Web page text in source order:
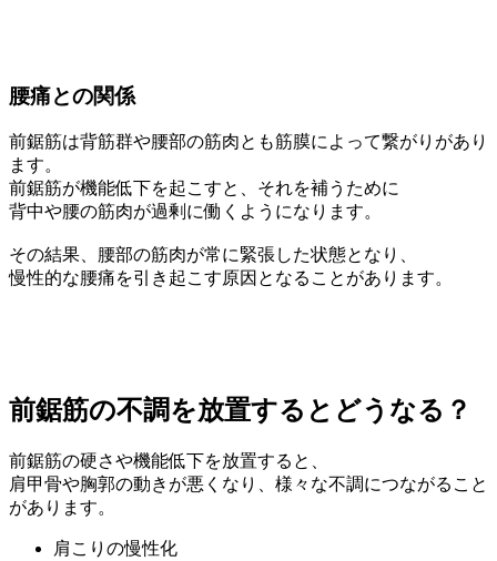
腰痛との関係
前鋸筋は背筋群や腰部の筋肉とも筋膜によって繋がりがあり
ます。
前鋸筋が機能低下を起こすと、それを補うために
背中や腰の筋肉が過剰に働くようになります。
その結果、腰部の筋肉が常に緊張した状態となり、
慢性的な腰痛を引き起こす原因となることがあります。
前鋸筋の不調を放置するとどうなる？
前鋸筋の硬さや機能低下を放置すると、
肩甲骨や胸郭の動きが悪くなり、様々な不調につながること
があります。
肩こりの慢性化